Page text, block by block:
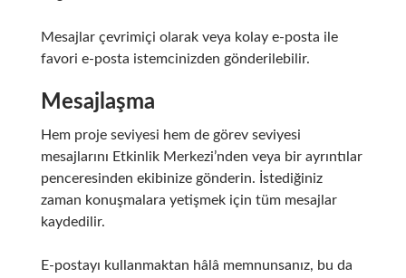
Mesajlar çevrimiçi olarak veya kolay e-posta ile
favori e-posta istemcinizden gönderilebilir.
Mesajlaşma
Hem proje seviyesi hem de görev seviyesi
mesajlarını Etkinlik Merkezi’nden veya bir ayrıntılar
penceresinden ekibinize gönderin. İstediğiniz
zaman konuşmalara yetişmek için tüm mesajlar
kaydedilir.
E-postayı kullanmaktan hâlâ memnunsanız, bu da